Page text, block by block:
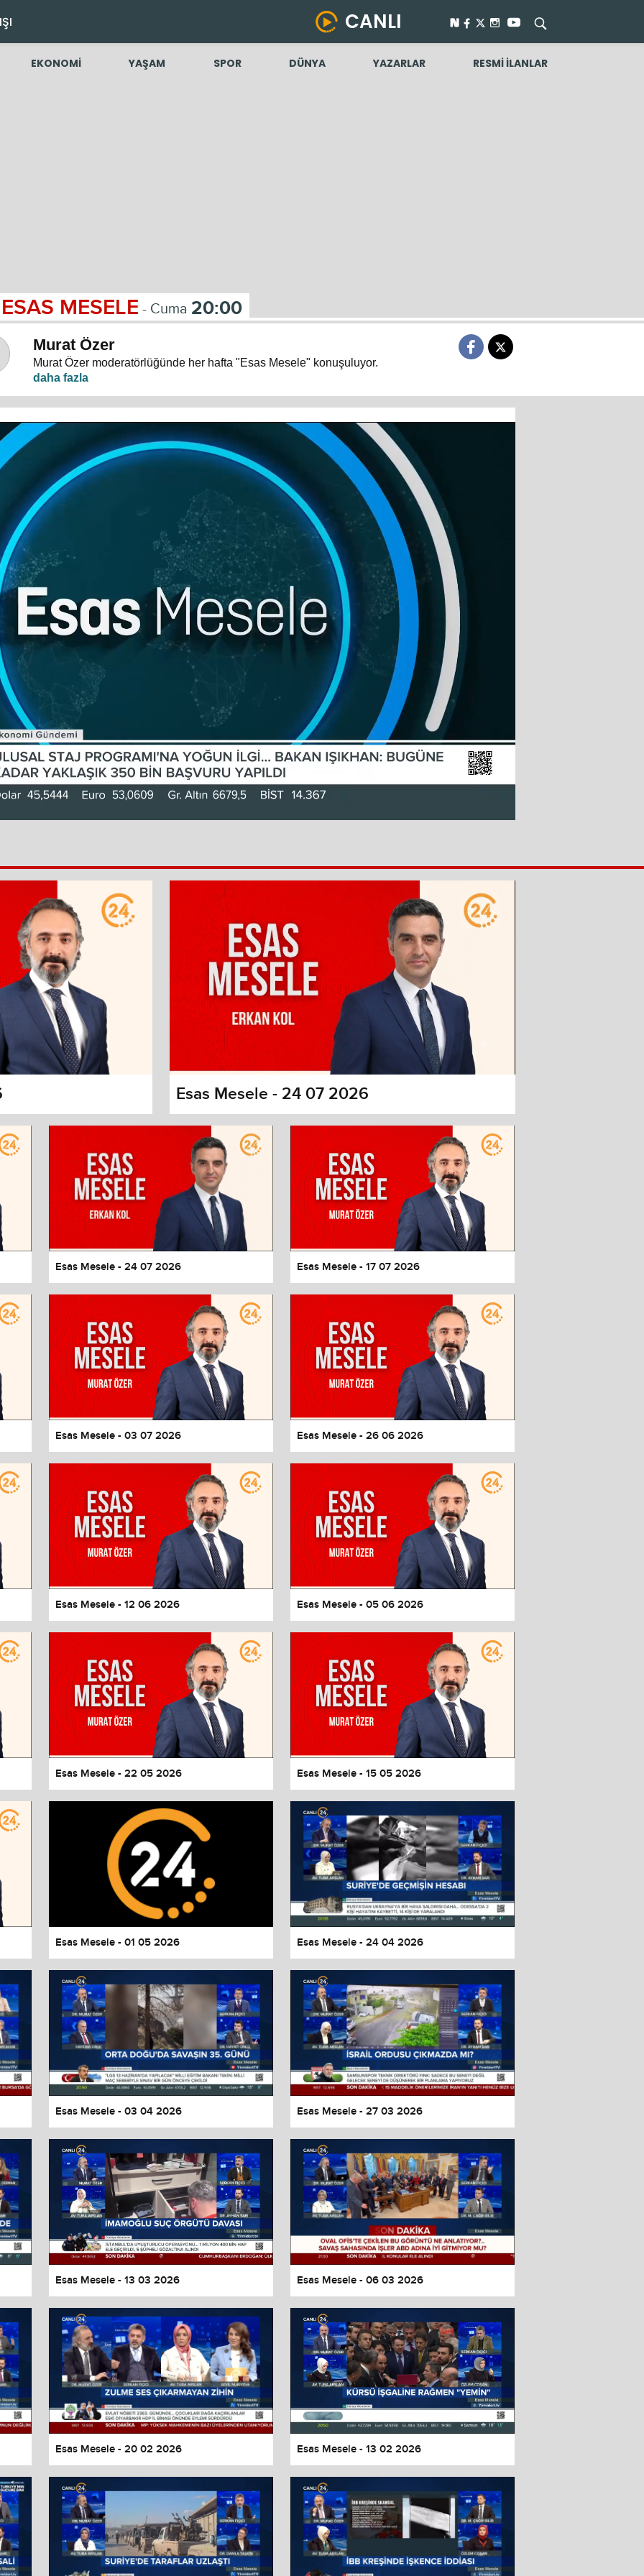
CANLI
EKONOMİ YAŞAM SPOR DÜNYA YAZARLAR RESMİ İLANLAR
ESAS MESELE - Cuma 20:00
Murat Özer
Murat Özer moderatörlüğünde her hafta "Esas Mesele" konuşuluyor.
dialog
and close the window.
Done
Esas Mesele - 24 07 2026
Esas Mesele - 24 07 2026 Esas Mesele - 17 07 2026
Esas Mesele - 03 07 2026 Esas Mesele - 26 06 2026
Esas Mesele - 12 06 2026 Esas Mesele - 05 06 2026
Esas Mesele - 22 05 2026 Esas Mesele - 15 05 2026
Esas Mesele - 01 05 2026 Esas Mesele - 24 04 2026
Esas Mesele - 03 04 2026 Esas Mesele - 27 03 2026
Esas Mesele - 13 03 2026 Esas Mesele - 06 03 2026
Esas Mesele - 20 02 2026 Esas Mesele - 13 02 2026